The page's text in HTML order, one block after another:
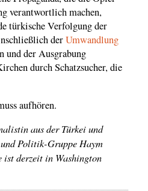
verantwortlich machen,
türkische Verfolgung der
derUmwandlung
und der Ausgrabung
durch Schatzsucher, die
aufhören.
aus der Türkei und
Politik-Gruppe Haym
ist derzeit in Washington